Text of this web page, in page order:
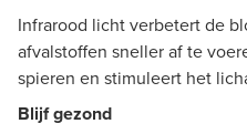
Infrarood licht verbetert de
afvalstoffen sneller af te
spieren en stimuleert het
Blijf gezond